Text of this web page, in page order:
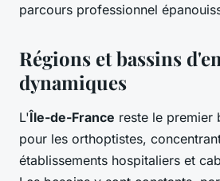
parcours professionnel
Régions et bassins
dynamiques
L'Île-de-France reste le premier
pour les orthoptistes,
établissements hospitaliers et